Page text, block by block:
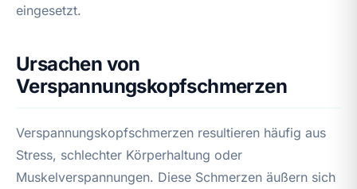
eingesetzt.
Ursachen von
Verspannungskopfschmerzen
Verspannungskopfschmerzen resultieren häufig aus
Stress, schlechter Körperhaltung oder
Muskelverspannungen. Diese Schmerzen äußern sich